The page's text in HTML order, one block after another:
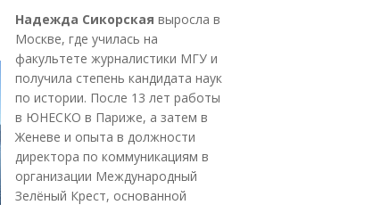
Надежда Сикорская выросла в
Москве, где училась на
факультете журналистики МГУ и
получила степень кандидата наук
по истории. После 13 лет работы
в ЮНЕСКО в Париже, а затем в
Женеве и опыта в должности
директора по коммуникациям в
организации Международный
Зелёный Крест, основанной